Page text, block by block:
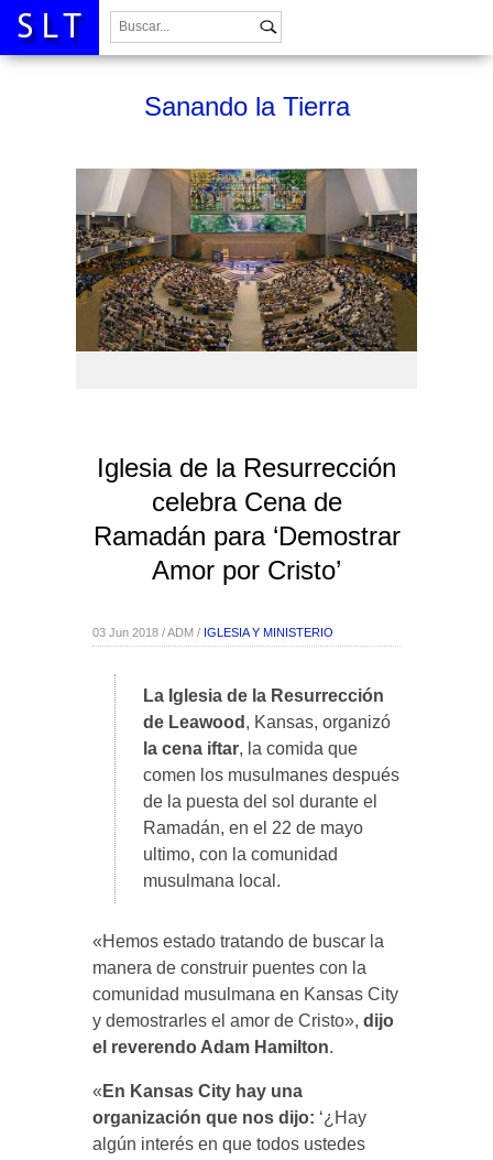
Buscar:
Sanando la Tierra
Iglesia de la Resurrección
celebra Cena de
Ramadán para ‘Demostrar
Amor por Cristo’
03 Jun 2018 / ADM / IGLESIA Y MINISTERIO
La Iglesia de la Resurrección
de Leawood , Kansas, organizó
la cena iftar, la comida que
comen los musulmanes después
de la puesta del sol durante el
Ramadán, en el 22 de mayo
ultimo, con la comunidad
musulmana local.
«Hemos estado tratando de buscar la
manera de construir puentes con la
comunidad musulmana en Kansas City
y demostrarles el amor de Cristo», dijo
el reverendo Adam Hamilton.
« En Kansas City hay una
organización que nos dijo: ‘¿Hay
algún interés en que todos ustedes